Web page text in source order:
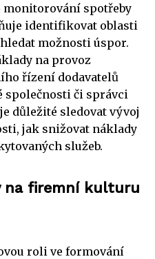
spotřeby
identifikovat oblasti
možnosti úspor.
na provoz
řízení dodavatelů
společnosti či správci
důležité sledovat vývoj
jak snižovat náklady
služeb.
na firemní kulturu
roli ve formování